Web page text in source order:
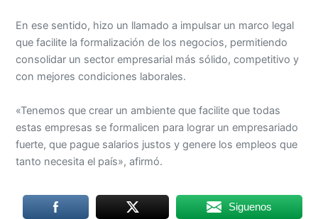
En ese sentido, hizo un llamado a impulsar un marco legal
que facilite la formalización de los negocios, permitiendo
consolidar un sector empresarial más sólido, competitivo y
con mejores condiciones laborales.
«Tenemos que crear un ambiente que facilite que todas
estas empresas se formalicen para lograr un empresariado
fuerte, que pague salarios justos y genere los empleos que
tanto necesita el país», afirmó.
Siguenos